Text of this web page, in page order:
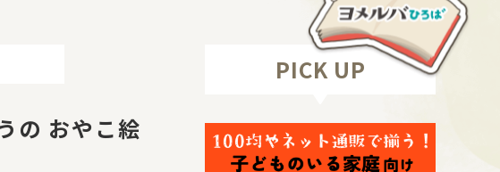
の おやこ絵
PICK UP